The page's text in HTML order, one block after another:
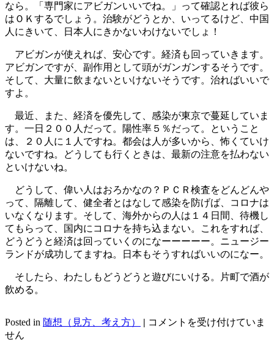
なら。「専門家にアビガンいいでね。」って確認とれば彼ら
はＯＫするでしょう。治験がどうとか、いってるけど、中国
人にきいて、日本人にきかないわけないでしょ！
アビガンが使えれば、安心です。経済も回っていきます。
アビガンですが、副作用として頭がガンガンするそうです。
そして、大量に飲まないといけないそうです。治ればいいで
すよ。
最近、また、経済を優先して、感染が東京で蔓延していま
す。一日２００人だって。陽性率５％だって。ということ
は、２０人に１人ですね。都会は人が多いから、怖くていけ
ないですね。どうしても行くときは、最新の注意を払わない
といけないね。
どうして、偉い人はおろかなの？ＰＣＲ検査をどんどんや
って、隔離して、健全者とはなして感染を防げば、コロナは
いなくなります。そして、海外からの人は１４日間、待機し
てもらって、国内にコロナを持ち込まない。これをすれば、
どうどうと経済は回っていくのになーーーーー。ニュージー
ランドが成功してますね。日本もそうすればいいのになー。
そしたら、わたしもどうどうと遊びにいける。片町で酒が
飲める。
Posted in 随想（見方、考え方） | コ
コメントを受け付けていま
せん